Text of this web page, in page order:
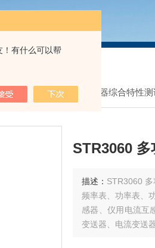
！有什么可以帮
页 产品中心 互感器综合特性
STR3060
描述： STR3060
频率表、功率表、
感器、仪用电流互
变送器、电流变送